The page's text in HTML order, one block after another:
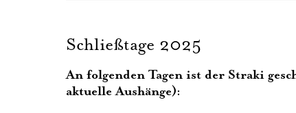
Schließtage 2025
An fol­gen­den Tagen ist der Stra­ki
aktu­el­le Aushänge):